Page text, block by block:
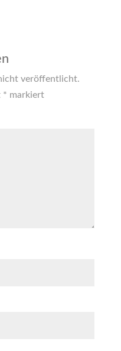
veröffentlicht.
* markiert